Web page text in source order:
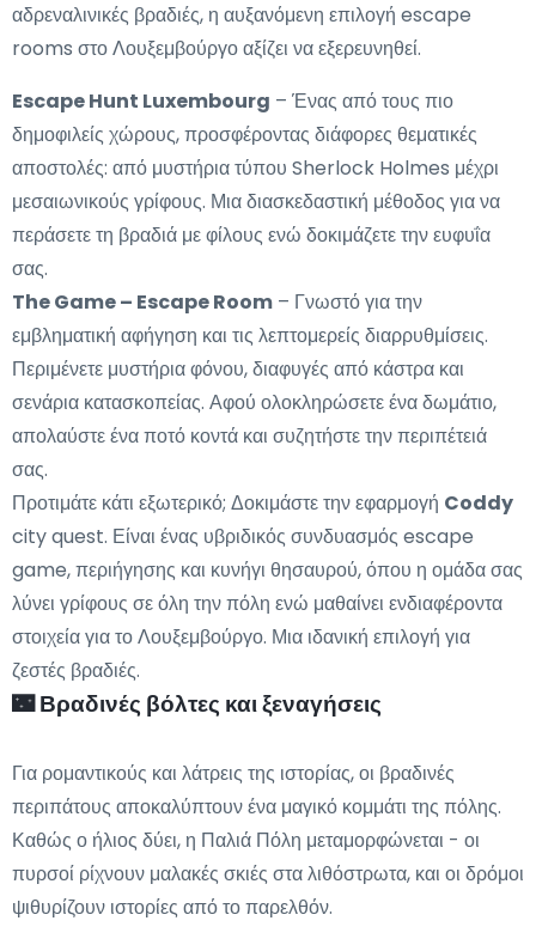
αδρεναλινικές βραδιές, η αυξανόμενη επιλογή escape
rooms στο Λουξεμβούργο αξίζει να εξερευνηθεί.
Escape Hunt Luxembourg – Ένας από τους πιο
δημοφιλείς χώρους, προσφέροντας διάφορες θεματικές
αποστολές: από μυστήρια τύπου Sherlock Holmes μέχρι
μεσαιωνικούς γρίφους. Μια διασκεδαστική μέθοδος για να
περάσετε τη βραδιά με φίλους ενώ δοκιμάζετε την ευφυΐα
σας.
The Game – Escape Room – Γνωστό για την
εμβληματική αφήγηση και τις λεπτομερείς διαρρυθμίσεις.
Περιμένετε μυστήρια φόνου, διαφυγές από κάστρα και
σενάρια κατασκοπείας. Αφού ολοκληρώσετε ένα δωμάτιο,
απολαύστε ένα ποτό κοντά και συζητήστε την περιπέτειά
σας.
Προτιμάτε κάτι εξωτερικό; Δοκιμάστε την εφαρμογή Coddy
city quest. Είναι ένας υβριδικός συνδυασμός escape
game, περιήγησης και κυνήγι θησαυρού, όπου η ομάδα σας
λύνει γρίφους σε όλη την πόλη ενώ μαθαίνει ενδιαφέροντα
στοιχεία για το Λουξεμβούργο. Μια ιδανική επιλογή για
ζεστές βραδιές.
🌃 Βραδινές βόλτες και ξεναγήσεις
Για ρομαντικούς και λάτρεις της ιστορίας, οι βραδινές
περιπάτους αποκαλύπτουν ένα μαγικό κομμάτι της πόλης.
Καθώς ο ήλιος δύει, η Παλιά Πόλη μεταμορφώνεται - οι
πυρσοί ρίχνουν μαλακές σκιές στα λιθόστρωτα, και οι δρόμοι
ψιθυρίζουν ιστορίες από το παρελθόν.